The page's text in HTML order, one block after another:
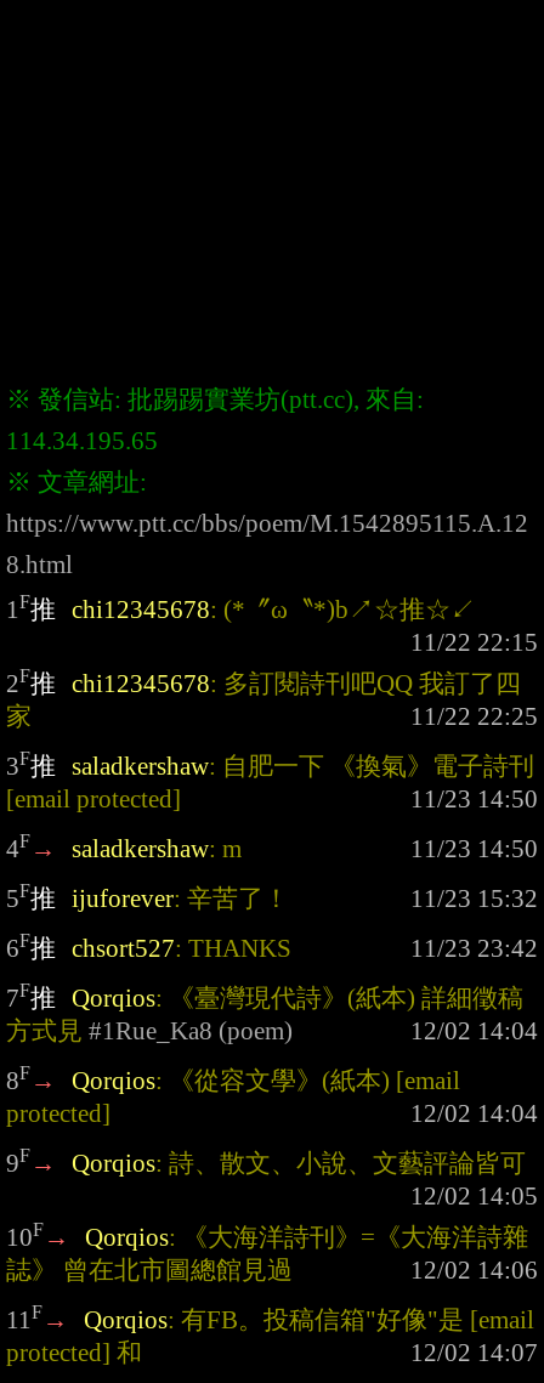
※ 發信站: 批踢踢實業坊(ptt.cc), 來自:
※ 文章網址:
https://www.ptt.cc/bbs/poem/M.1542895115.A.12
8.html
1F推 chi12345678: (*〞ω〝*)b↗☆推☆↙
2F推 chi12345678: 多訂閱詩刊吧QQ 我訂了四
家
3F推 saladkershaw
[email protected]
4F → saladkershaw: m
5F推 ijuforever: 辛苦了！
6F推 chsort527: THANKS
7F推 Qorqios: 《臺灣現代詩》(紙本) 詳細徵稿
方式見 #1Rue_Ka8 (poem)
8F → Qorqios: 《從容文學》(紙本) [email
protected]
9F → Qorqios: 詩、散文、小說、文藝評論皆可
10F → Qorqios: 《大海洋詩刊》=《大海洋詩雜
誌》 曾在北市圖總館見過
11F → Qorqios: 有FB。投稿信箱"好像"是 [email
protected] 和